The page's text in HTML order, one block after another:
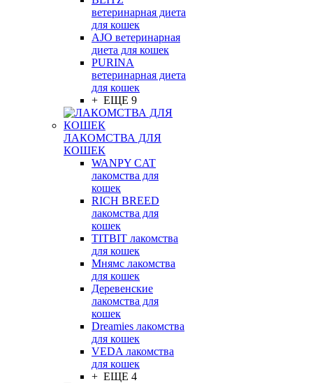
ветеринарная диета
для кошек
AJO ветеринарная
диета для кошек
PURINA
ветеринарная диета
для кошек
+ ЕЩЕ 9
ЛАКОМСТВА ДЛЯ
КОШЕК
WANPY CAT
лакомства для
кошек
RICH BREED
лакомства для
кошек
TITBIT лакомства
для кошек
Мнямс лакомства
для кошек
Деревенские
лакомства для
кошек
Dreamies лакомства
для кошек
VEDA лакомства
для кошек
+ ЕЩЕ 4